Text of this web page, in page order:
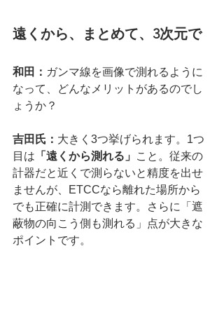
遠くから、まとめて、3次元で
和田： ガンマ線を画像で測れるように
なって、どんなメリットがあるのでし
ょうか？
吉田氏： 大きく3つ挙げられます。1つ
目は 「遠くから測れる」
こと。従来の
計器だと近くで測らないと精度を出せ
ませんが、ETCCなら離れた場所から
でも正確に計測できます。さらに「遮
蔽物の向こう側も測れる」点が大きな
ポイントです。